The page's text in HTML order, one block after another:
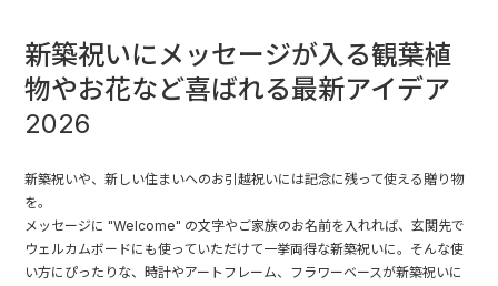
新築祝いにメッセージが入る観葉植
物やお花など喜ばれる最新アイデア
2026
新築祝いや、新しい住まいへのお引越祝いには記念に残って使える贈り物
を。
メッセージに "Welcome" の文字やご家族のお名前を入れれば、玄関先で
ウェルカムボードにも使っていただけて一挙両得な新築祝いに。そんな使
い方にぴったりな、時計やアートフレーム、フラワーベースが新築祝いに